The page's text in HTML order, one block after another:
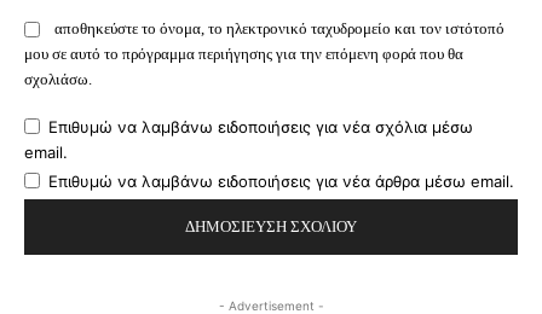
αποθηκεύστε το όνομα, το ηλεκτρονικό ταχυδρομείο και τον ιστότοπό
μου σε αυτό το πρόγραμμα περιήγησης για την επόμενη φορά που θα
σχολιάσω.
Επιθυμώ να λαμβάνω ειδοποιήσεις για νέα σχόλια μέσω
email.
Επιθυμώ να λαμβάνω ειδοποιήσεις για νέα άρθρα μέσω email.
- Advertisement -